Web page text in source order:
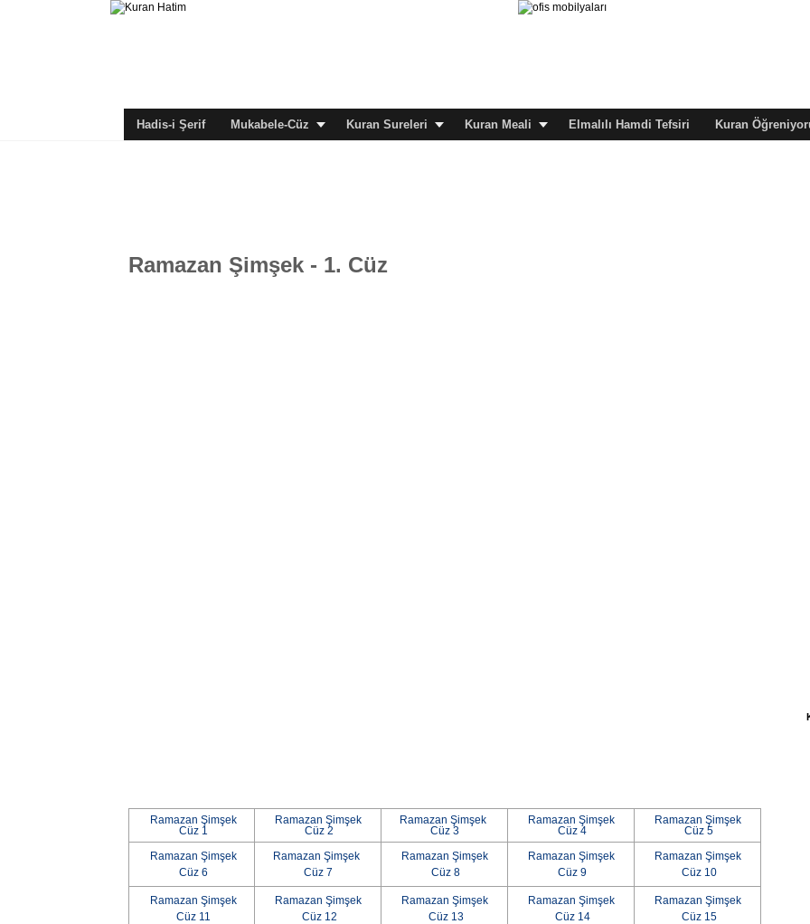
Hadis-i Şerif Mukabele-Cüz Kuran Sureleri Kuran Meali Elmalılı Hamdi Tefsiri Kuran
Ramazan Şimşek - 1. Cüz
Ramazan Şimşek
Cüz 1
Ramazan Şimşek
Cüz 2
Ramazan Şimşek
Cüz 3
Ramazan Şimşek
Cüz 4
Ramazan Şimşek
Cüz 5
Ramazan Şimşek
Cüz 6
Ramazan Şimşek
Cüz 7
Ramazan Şimşek
Cüz 8
Ramazan Şimşek
Cüz 9
Ramazan Şimşek
Cüz 10
Ramazan Şimşek
Cüz 11
Ramazan Şimşek
Cüz 12
Ramazan Şimşek
Cüz 13
Ramazan Şimşek
Cüz 14
Ramazan Şimşek
Cüz 15